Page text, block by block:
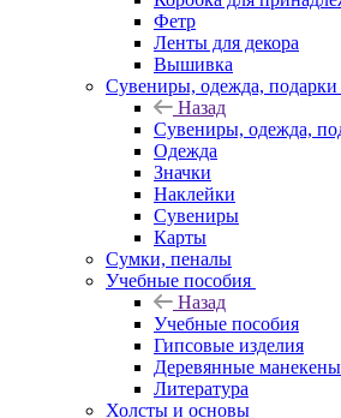
Фетр
Ленты для декора
Вышивка
Сувениры, одежда, подарки
Назад
Сувениры, одежда,
Одежда
Значки
Наклейки
Сувениры
Карты
Сумки, пеналы
Учебные пособия
Назад
Учебные пособия
Гипсовые изделия
Деревянные манекены
Литература
Холсты и основы